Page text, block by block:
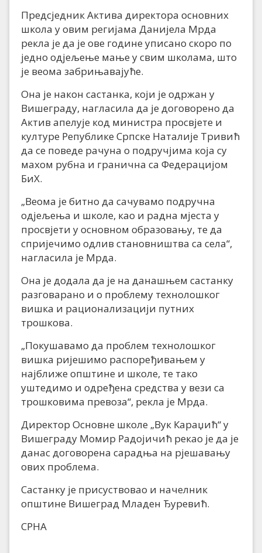
Предсједник Актива директора основних
школа у овим регијама Данијела Мрда
рекла је да је ове године уписано скоро по
једно одјељење мање у свим школама, што
је веома забрињавајуће.
Она је након састанка, који је одржан у
Вишеграду, нагласила да је договорено да
Актив апелује код министра просвјете и
културе Републике Српске Наталије Тривић
да се поведе рачуна о подручјима која су
махом рубна и гранична са Федерацијом
БиХ.
„Веома је битно да сачувамо подручна
одјељења и школе, као и радна мјеста у
просвјети у основном образовању, те да
спријечимо одлив становништва са села“,
нагласила је Мрда.
Она је додала да је на данашњем састанку
разговарано и о проблему технолошког
вишка и рационализацији путних
трошкова.
„Покушавамо да проблем технолошког
вишка ријешимо распоређивањем у
најближе општине и школе, те тако
уштедимо и одређена средства у вези са
трошковима превоза“, рекла је Мрда.
Директор Основне школе „Вук Караџић“ у
Вишеграду Момир Радојичић рекао је да је
данас договорена сарадња на рјешавању
ових проблема.
Састанку је присуствовао и начелник
општине Вишеград Младен Ђуревић.
СРНА